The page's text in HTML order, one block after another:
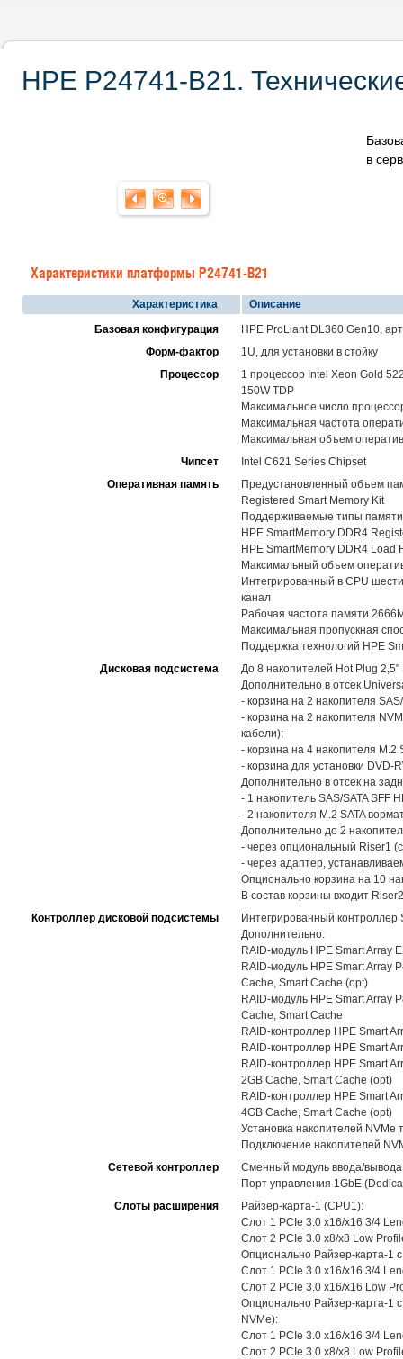
HPE P24741-B21.
в
Характеристики платформы P24741-B21
Характеристика
Описание
Базовая конфигурация
HPE ProLiant DL360 Gen10,
Форм-фактор
1U, для установки в стойку
Процессор
1 процессор Intel Xeon Gold
150W TDP
Максимальное число
Максимальная частота
Максимальная объем
Чипсет
Intel C621 Series Chipset
Оперативная память
Предустановленный объем
Registered Smart Memory Kit
Поддерживаемые типы
HPE SmartMemory DDR4
HPE SmartMemory DDR4 Load
Максимальный объем
Интегрированный в CPU
канал
Рабочая частота памяти
Максимальная пропускная
Поддержка технологий HPE
Дисковая подсистема
До 8 накопителей Hot Plug 2,5"
Дополнительно в отсек
- корзина на 2 накопителя
- корзина на 2 накопителя
кабели);
- корзина на 4 накопителя M.2
- корзина для установки DVD-
Дополнительно в отсек на
- 1 накопитель SAS/SATA SFF
- 2 накопителя M.2 SATA
Дополнительно до 2
- через опциональный Riser1
- через адаптер,
Опционально корзина на 10
В состав корзины входит
Контроллер дисковой подсистемы
Интегрированный контроллер
Дополнительно:
RAID-модуль HPE Smart Array
RAID-модуль HPE Smart Array
Cache, Smart Cache (opt)
RAID-модуль HPE Smart Array
Cache, Smart Cache
RAID-контроллер HPE Smart
RAID-контроллер HPE Smart
RAID-контроллер HPE Smart
2GB Cache, Smart Cache (opt)
RAID-контроллер HPE Smart
4GB Cache, Smart Cache (opt)
Установка накопителей NVMe
Подключение накопителей
Сетевой контроллер
Сменный модуль ввода/вывода
Порт управления 1GbE
Слоты расширения
Райзер-карта-1 (CPU1):
Слот 1 PCIe 3.0 x16/x16 3/4
Слот 2 PCIe 3.0 x8/x8 Low
Опционально Райзер-карта-1
Слот 1 PCIe 3.0 x16/x16 3/4
Слот 2 PCIe 3.0 x16/x16 Low
Опционально Райзер-карта-1
NVMe):
Слот 1 PCIe 3.0 x16/x16 3/4
Слот 2 PCIe 3.0 x8/x8 Low